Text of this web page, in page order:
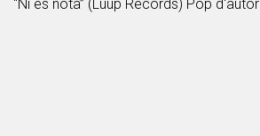
“Ni es nota” (Luup Records) Pop d'autor